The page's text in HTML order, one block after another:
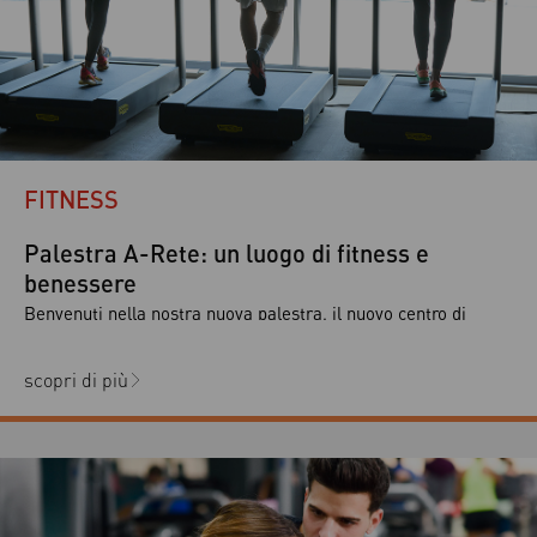
FITNESS
Palestra A-Rete: un luogo di fitness e
benessere
Benvenuti nella nostra nuova palestra, il nuovo centro di
Mentre ti alleni, dalle ampie vetrate che circondano le sale
nostra palestra rappresenta uno dei più moderni […]
scopri di più